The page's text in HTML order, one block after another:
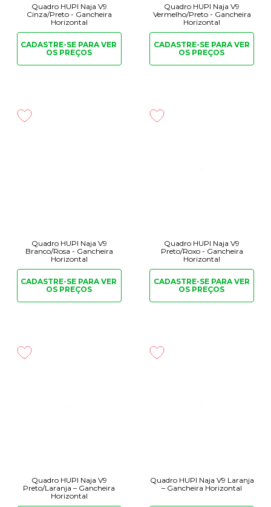
Quadro HUPI Naja V9
Cinza/Preto - Gancheira
Horizontal
CADASTRE-SE PARA VER
OS PREÇOS
Quadro HUPI Naja V9
Vermelho/Preto - Gancheira
Horizontal
CADASTRE-SE PARAVER
OS PREÇOS
Quadro HUPI Naja V9
Branco/Rosa - Gancheira
Horizontal
CADASTRE-SE PARA VER
OS PREÇOS
Quadro HUPI Naja V9
Preto/Roxo - Gancheira
Horizontal
CADASTRE-SE PARAVER
OS PREÇOS
Quadro HUPI Naja V9
Preto/Laranja – Gancheira
Horizontal
Quadro HUPI Naja V9 Laranja
– Gancheira Horizontal